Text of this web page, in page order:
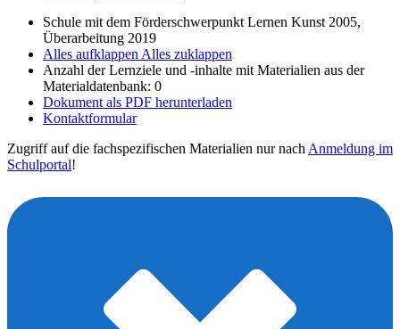
Schule mit dem Förderschwerpunkt Lernen Kunst 2005,
Überarbeitung 2019
Alles aufklappen Alles zuklappen
Anzahl der Lernziele und -inhalte mit Materialien aus der
Materialdatenbank: 0
Dokument als PDF herunterladen
Kontaktformular
Zugriff auf die fachspezifischen Materialien nur nach Anmeldung im
Schulportal!